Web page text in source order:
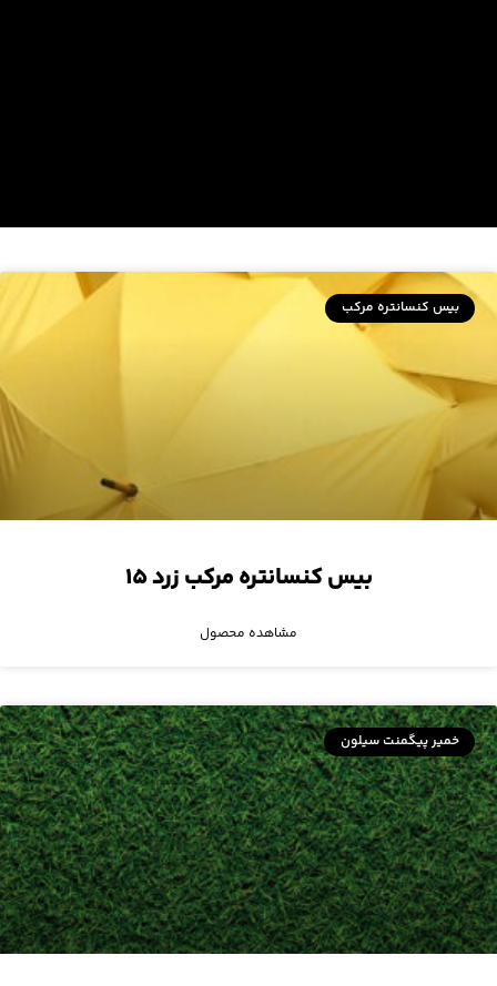
بیس کنسانتره مرکب
بیس کنسانتره مرکب زرد ۱۵
مشاهده محصول
خمیر پیگمنت سیلون